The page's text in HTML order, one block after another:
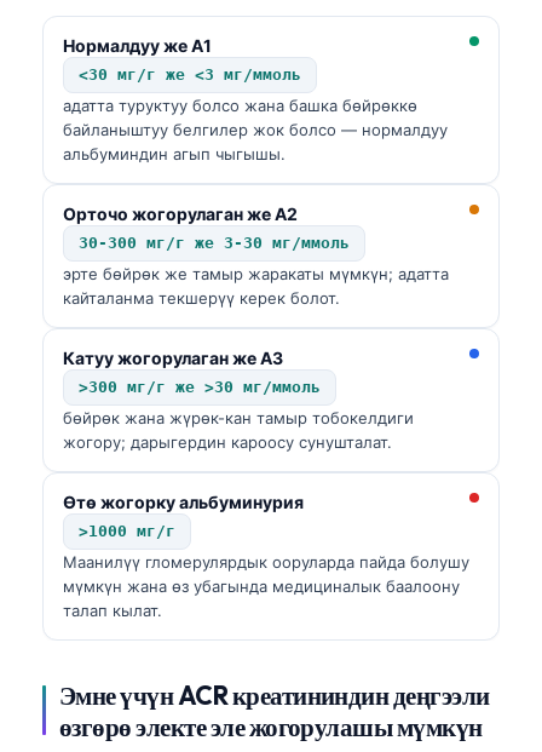
Нормалдуу же A1
<30 мг/г же <3 мг/ммоль
адатта туруктуу болсо жана башка бөйрөккө
байланыштуу белгилер жок болсо — нормалдуу
альбуминдин агып чыгышы.
Орточо жогорулаган же A2
30-300 мг/г же 3-30 мг/ммоль
эрте бөйрөк же тамыр жаракаты мүмкүн; адатта
кайталанма текшерүү керек болот.
Катуу жогорулаган же A3
>300 мг/г же >30 мг/ммоль
бөйрөк жана жүрөк-кан тамыр тобокелдиги
жогору; дарыгердин кароосу сунушталат.
Өтө жогорку альбуминурия
>1000 мг/г
Маанилүү гломерулярдык ооруларда пайда болушу
мүмкүн жана өз убагында медициналык баалоону
талап кылат.
Эмне үчүн ACR креатининдин деңгээли
өзгөрө электе эле жогорулашы мүмкүн